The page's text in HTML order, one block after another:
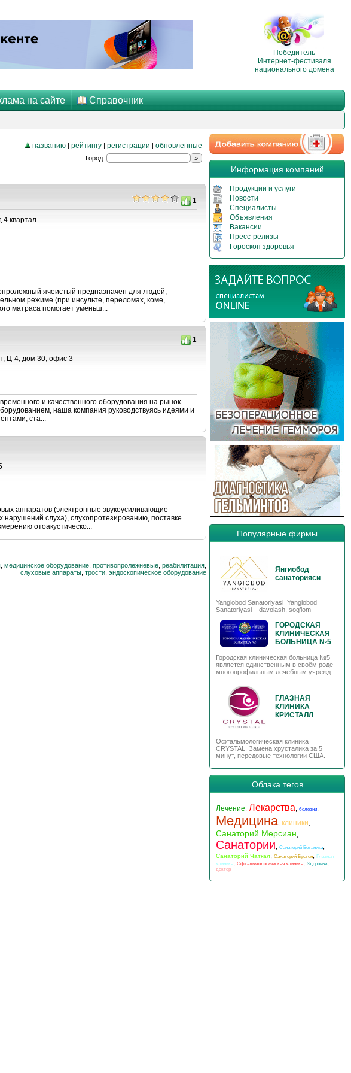
Победитель
Интернет-фестиваля
национального домена
на сайте Справочник
названию | рейтингу | регистрации | обновленные
Город:
1
квартал
ячеистый предназначен для людей,
режиме (при инсульте, переломах, коме,
матраса помогает уменьш...
1
Ц-4, дом 30, офис 3
и качественного оборудования на рынок
наша компания руководствуясь идеями и
ста...
аппаратов (электронные звукоусиливающие
слуха), слухопротезированию, поставке
отоакустическо...
медицинское оборудование противопролежневые реабилитация
слуховые аппараты трости эндоскопическое оборудование
Информация компаний
Продукции и услуги
Новости
Специалисты
Объявления
Вакансии
Пресс-релизы
Гороскоп здоровья
Популярные фирмы
Янгиобод
санаторияси
Yangiobod Sanatoriyasi Yangiobod
Sanatoriyasi – davolash, sog’lom
ГОРОДСКАЯ
КЛИНИЧЕСКАЯ
БОЛЬНИЦА №5
Городская клиническая больница №5
является единственным в своём роде
многопрофильным лечебным учрежд
ГЛАЗНАЯ
КЛИНИКА
КРИСТАЛЛ
Офтальмологическая клиника
CRYSTAL. Замена хрусталика за 5
минут, передовые технологии США.
Облака тегов
Лечение Лекарства болезни
Медицина клиники
Санаторий Мерсиан
Санатории Санаторий Ботаника
Санаторий Чаткал Санаторий Бустон
Глазная
клиника
Офтальмологическая клиника Здоровье
доктор